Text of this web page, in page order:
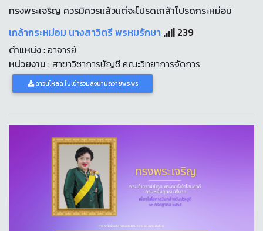
ทรงพระเจริญ ควรมิควรแล้วแต่จะโปรดเกล้าโปรดกระหม่อม
เกล้ากระหม่อม นางสาวิตรี พรหมรักษา
239
ตำแหน่ง: อาจารย์
หน่วยงาน : สาขาวิชาการบัญชี คณะวิทยาการจัดการ
ดาวน์โหลด ใบเข้าร่วมลงนามถวายพระพร